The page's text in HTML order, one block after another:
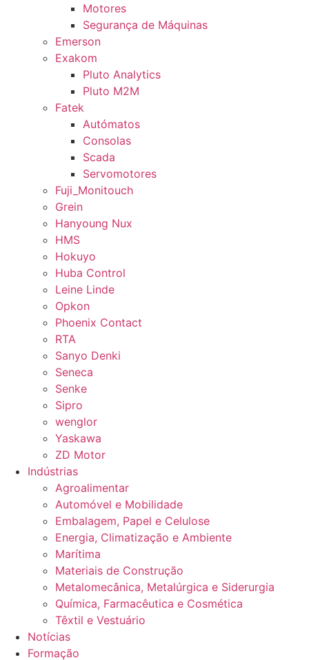
Motores
Segurança de Máquinas
Emerson
Exakom
Pluto Analytics
Pluto M2M
Fatek
Autómatos
Consolas
Scada
Servomotores
Fuji_Monitouch
Grein
Hanyoung Nux
HMS
Hokuyo
Huba Control
Leine Linde
Opkon
Phoenix Contact
RTA
Sanyo Denki
Seneca
Senke
Sipro
wenglor
Yaskawa
ZD Motor
Indústrias
Agroalimentar
Automóvel e Mobilidade
Embalagem, Papel e Celulose
Energia, Climatização e Ambiente
Marítima
Materiais de Construção
Metalomecânica, Metalúrgica e Siderurgia
Química, Farmacêutica e Cosmética
Têxtil e Vestuário
Notícias
Formação